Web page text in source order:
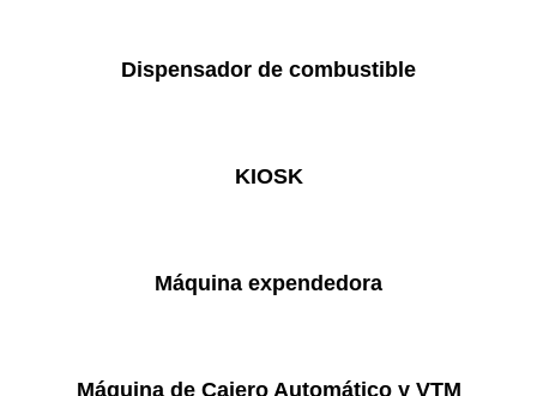
Dispensador de combustible
KIOSK
Máquina expendedora
Máquina de Cajero Automático y VTM